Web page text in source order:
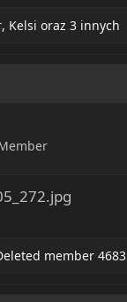
, Kelsi oraz 3 innych
member 4683